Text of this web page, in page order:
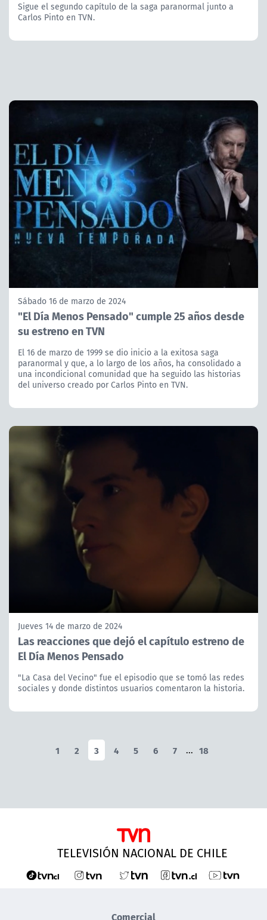
Sigue el segundo capítulo de la saga paranormal junto a
Carlos Pinto en TVN.
Sábado 16 de marzo de 2024
"El Día Menos Pensado" cumple 25 años desde
su estreno en TVN
El 16 de marzo de 1999 se dio inicio a la exitosa saga
paranormal y que, a lo largo de los años, ha consolidado a
una incondicional comunidad que ha seguido las historias
del universo creado por Carlos Pinto en TVN.
Jueves 14 de marzo de 2024
Las reacciones que dejó el capítulo estreno de
El Día Menos Pensado
"La Casa del Vecino" fue el episodio que se tomó las redes
sociales y donde distintos usuarios comentaron la historia.
1 2 3 4 5 6 7 ... 18
TELEVISIÓN NACIONAL DE CHILE
Comercial